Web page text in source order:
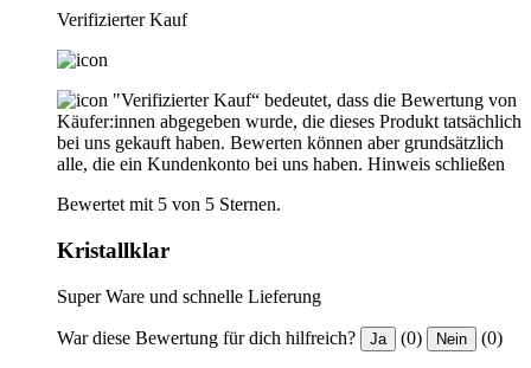
Verifizierter Kauf
"Verifizierter Kauf“ bedeutet, dass die Bewertung von
Käufer:innen abgegeben wurde, die dieses Produkt tatsächlich
bei uns gekauft haben. Bewerten können aber grundsätzlich
alle, die ein Kundenkonto bei uns haben. Hinweis schließen
Bewertet mit 5 von 5 Sternen.
Kristallklar
Super Ware und schnelle Lieferung
War diese Bewertung für dich hilfreich? Ja (0) Nein (0)